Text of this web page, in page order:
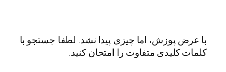
با عرض پوزش، اما چیزی پیدا نشد. لطفا جستجو با
کلمات کلیدی متفاوت را امتحان کنید.